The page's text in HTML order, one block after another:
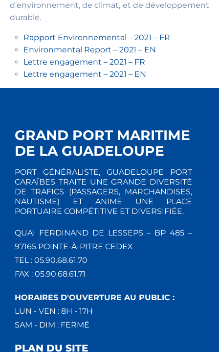
d’environnement, de climat, et de développement
durable.
Rapport Environnemental – 2021 – FR
Environmental Report – 2021 – EN
Lettre engagement – 2021 – FR
Lettre engagement – 2021 – EN
GRAND PORT MARITIME
DE LA GUADELOUPE
PORT GÉNÉRALISTE, GUADELOUPE PORT
CARAÏBES TRAITE UNE GRANDE DIVERSITÉ
DE TRAFICS (PASSAGERS, MARCHANDISES,
NAUTISME) ET ANIME UNE PLACE
PORTUAIRE COMPÉTITIVE ET DIVERSIFIÉE.
QUAI FERDINAND DE LESSEPS – BP 485 –
97165 POINTE-À-PITRE CEDEX
TEL : 05.90.68.61.70
FAX : 05.90.68.61.71
HORAIRES D'OUVERTURE AU PUBLIC :
LUN - VEN : 8H - 17H
SAM - DIM : FERMÉ
PLAN DU SITE